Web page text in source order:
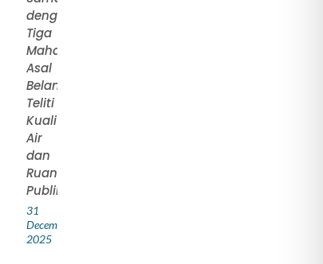
dengan
Tiga
Mahasiswa
Asal
Belanda
Teliti
Kualitas
Air
dan
Ruang
Publik
31
December
2025